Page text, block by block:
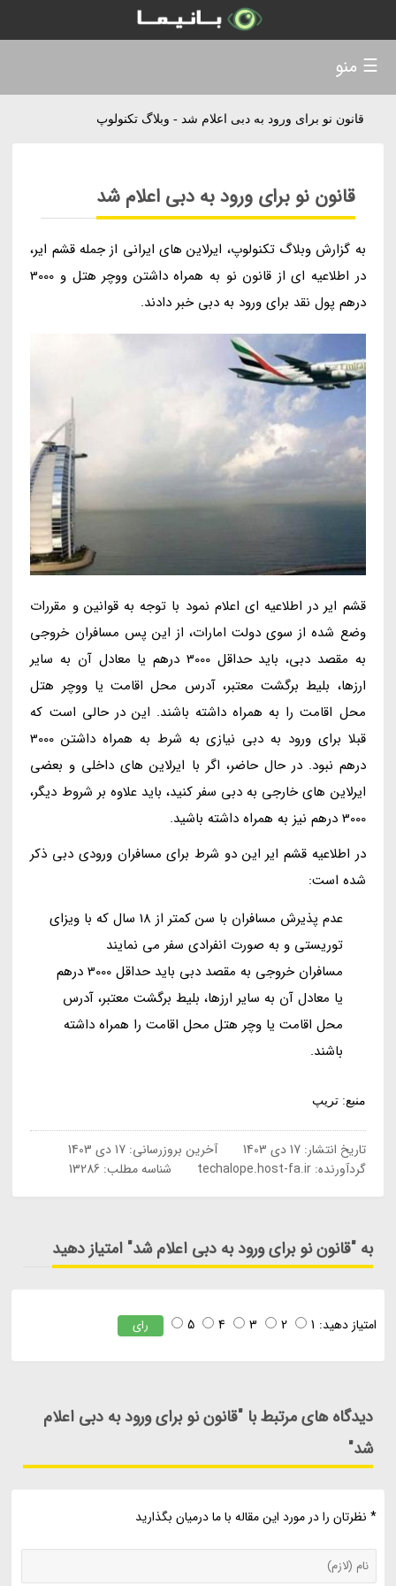
قانون نو برای ورود به دبی اعلام شد - وبلاگ تکنولوپ
قانون نو برای ورود به دبی اعلام شد
به گزارش وبلاگ تکنولوپ، ایرلاین های ایرانی از جمله قشم ایر،
در اطلاعیه ای از قانون نو به همراه داشتن ووچر هتل و 3000
درهم پول نقد برای ورود به دبی خبر دادند.
قشم ایر در اطلاعیه ای اعلام نمود با توجه به قوانین و مقررات
وضع شده از سوی دولت امارات، از این پس مسافران خروجی
به مقصد دبی، باید حداقل 3000 درهم یا معادل آن به سایر
ارزها، بلیط برگشت معتبر، آدرس محل اقامت یا ووچر هتل
محل اقامت را به همراه داشته باشند. این در حالی است که
قبلا برای ورود به دبی نیازی به شرط به همراه داشتن 3000
درهم نبود. در حال حاضر، اگر با ایرلاین های داخلی و بعضی
ایرلاین های خارجی به دبی سفر کنید، باید علاوه بر شروط دیگر،
3000 درهم نیز به همراه داشته باشید.
در اطلاعیه قشم ایر این دو شرط برای مسافران ورودی دبی ذکر
شده است:
عدم پذیرش مسافران با سن کمتر از 18 سال که با ویزای
توریستی و به صورت انفرادی سفر می نمایند
مسافران خروجی به مقصد دبی باید حداقل 3000 درهم
یا معادل آن به سایر ارزها، بلیط برگشت معتبر، آدرس
محل اقامت یا وچر هتل محل اقامت را همراه داشته
باشند.
منبع: تریپ
تاریخ انتشار:17 دی 1403 آخرین بروزرسانی:17 دی 1403
گردآورنده:techalope.host-fa.ir شناسه مطلب: 13286
به "قانون نو برای ورود به دبی اعلام شد" امتیاز دهید
امتیاز دهید: 1
2
3
4
5 رای
دیدگاه های مرتبط با "قانون نو برای ورود به دبی اعلام
شد"
* نظرتان را در مورد این مقاله با ما درمیان بگذارید
☰ منو